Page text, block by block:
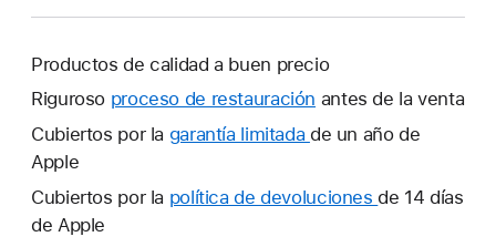
Productos de calidad a buen precio
Riguroso proceso de restauración antes de la venta
Cubiertos por la garantía limitada Se
una
de un año de
Apple
Cubiertos por la política de devoluciones Se
de 14 días
de Apple